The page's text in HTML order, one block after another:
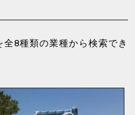
8種類の業種から検索でき